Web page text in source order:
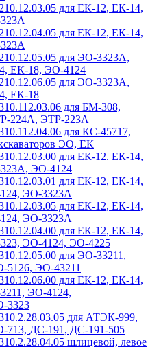
для ЕК-12, ЕК-14,
для ЕК-12, ЕК-14,
для ЭО-3323А,
ЕК-18, ЭО-4124
для ЭО-3323А,
ЕК-18
для БМ-308,
224А, ЭТР-223А
для КС-45717,
ЭО, ЕК
для ЕК-12. ЕК-14,
ЭО-4124
для ЕК-12, ЕК-14,
ЭО-3323А
для ЕК-12, ЕК-14,
ЭО-3323А
для ЕК-12, ЕК-14,
ЭО-4124, ЭО-4225
для ЭО-33211,
ЭО-43211
для ЕК-12, ЕК-14,
ЭО-4124,
3323
для АТЭК-999,
713, ДС-191, ДС-191-505
шлицевой, левое